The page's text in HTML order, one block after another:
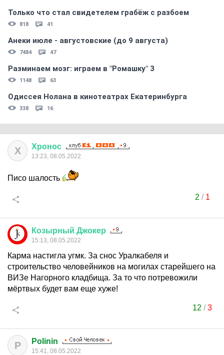
Только что стал свидетелем грабёж с разбоем
818 41
Анеки июле - августовские (до 9 августа)
7484 47
Разминаем мозг: играем в "Ромашку" 3
1148 63
Одиссея Нолана в кинотеатрах Екатеринбурга
338 16
Х Хронос
13:23, 08.05.2022
Писо шалость
2 / 1
Козырный Джокер
15:13, 08.05.2022
Карма настигла угмк. За снос Уралкабеля и
строительство человейников на могилах старейшего на
ВИЗе Нагорного кладбища. За то что потревожили
мёртвых будет вам еще хуже!
12 /3
P Polinin
15:41, 08.05.2022